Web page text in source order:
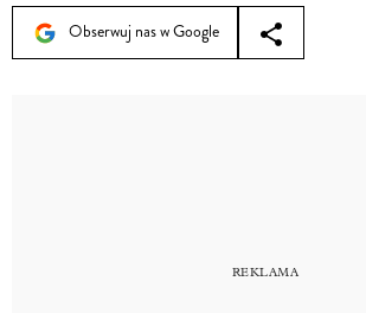
Obserwuj nas w Google